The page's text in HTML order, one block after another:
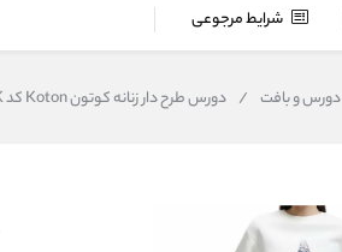
شرایط مرجوعی
دورس و بافت / دورس طرح دار زنانه کوتون Koton کد 6WAL10127IK